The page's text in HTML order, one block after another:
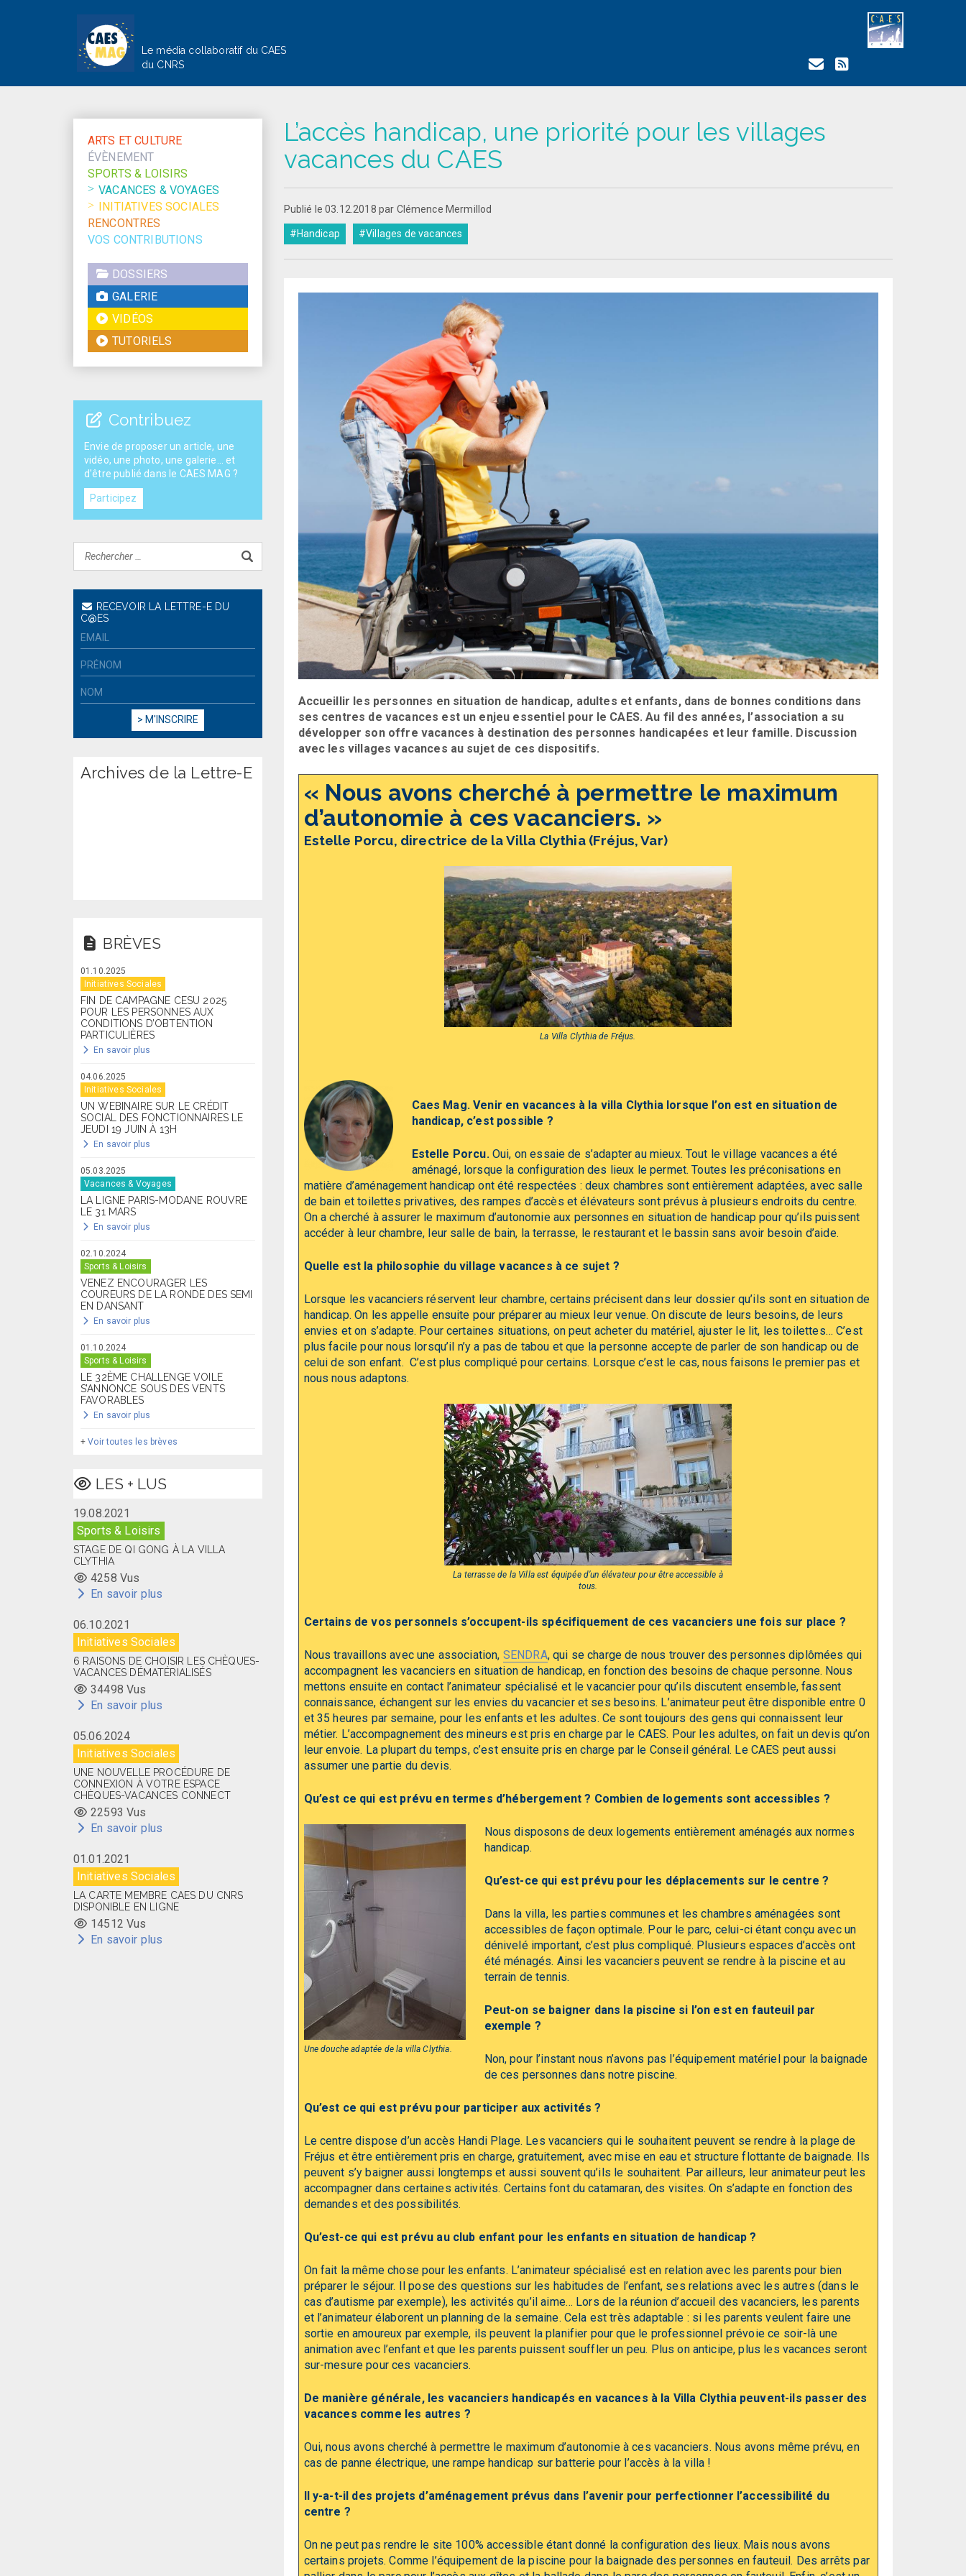
Le média collaboratif du CAES
du CNRS
L’accès handicap, une priorité pour les villages
vacances du CAES
Publié le 03.12.2018 par Clémence Mermillod
#Handicap #Villages de vacances
Accueillir les personnes en situation de handicap, adultes et enfants, dans de bonnes conditions dans
ses centres de vacances est un enjeu essentiel pour le CAES. Au fil des années, l’association a su
développer son offre vacances à destination des personnes handicapées et leur famille. Discussion
avec les villages vacances au sujet de ces dispositifs.
« Nous avons cherché à permettre le maximum
d’autonomie à ces vacanciers. »
Estelle Porcu, directrice de la Villa Clythia (Fréjus, Var)
La Villa Clythia de Fréjus.
Caes Mag. Venir en vacances à la villa Clythia lorsque l’on est en situation de
handicap, c’est possible ?
Estelle Porcu.Oui, on essaie de s’adapter au mieux. Tout le village vacances a été
aménagé, lorsque la configuration des lieux le permet. Toutes les préconisations en
matière d’aménagement handicap ont été respectées : deux chambres sont entièrement adaptées, avec salle
de bain et toilettes privatives, des rampes d’accès et élévateurs sont prévus à plusieurs endroits du centre.
On a cherché à assurer le maximum d’autonomie aux personnes en situation de handicap pour qu’ils puissent
accéder à leur chambre, leur salle de bain, la terrasse, le restaurant et le bassin sans avoir besoin d’aide.
Quelle est la philosophie du village vacances à ce sujet ?
Lorsque les vacanciers réservent leur chambre, certains précisent dans leur dossier qu’ils sont en situation de
handicap. On les appelle ensuite pour préparer au mieux leur venue. On discute de leurs besoins, de leurs
envies et on s’adapte. Pour certaines situations, on peut acheter du matériel, ajuster le lit, les toilettes… C’est
plus facile pour nous lorsqu’il n’y a pas de tabou et que la personne accepte de parler de son handicap ou de
celui de son enfant. C’est plus compliqué pour certains. Lorsque c’est le cas, nous faisons le premier pas et
nous nous adaptons.
La terrasse de la Villa est équipée d’un élévateur pour être accessible à
tous.
Certains de vos personnels s’occupent-ils spécifiquement de ces vacanciers une fois sur place ?
Nous travaillons avec une association, SENDRA, qui se charge de nous trouver des personnes diplômées qui
accompagnent les vacanciers en situation de handicap, en fonction des besoins de chaque personne. Nous
mettons ensuite en contact l’animateur spécialisé et le vacancier pour qu’ils discutent ensemble, fassent
connaissance, échangent sur les envies du vacancier et ses besoins. L’animateur peut être disponible entre 0
et 35 heures par semaine, pour les enfants et les adultes. Ce sont toujours des gens qui connaissent leur
métier. L’accompagnement des mineurs est pris en charge par le CAES. Pour les adultes, on fait un devis qu’on
leur envoie. La plupart du temps, c’est ensuite pris en charge par le Conseil général. Le CAES peut aussi
assumer une partie du devis.
Qu’est ce qui est prévu en termes d’hébergement ? Combien de logements sont accessibles ?
Une douche adaptée de la villa Clythia.
Nous disposons de deux logements entièrement aménagés aux normes
handicap.
Qu’est-ce qui est prévu pour les déplacements sur le centre ?
Dans la villa, les parties communes et les chambres aménagées sont
accessibles de façon optimale. Pour le parc, celui-ci étant conçu avec un
dénivelé important, c’est plus compliqué. Plusieurs espaces d’accès ont
été ménagés. Ainsi les vacanciers peuvent se rendre à la piscine et au
terrain de tennis.
Peut-on se baigner dans la piscine si l’on est en fauteuil par
exemple ?
Non, pour l’instant nous n’avons pas l’équipement matériel pour la baignade
de ces personnes dans notre piscine.
Qu’est ce qui est prévu pour participer aux activités ?
Le centre dispose d’un accès Handi Plage. Les vacanciers qui le souhaitent peuvent se rendre à la plage de
Fréjus et être entièrement pris en charge, gratuitement, avec mise en eau et structure flottante de baignade. Ils
peuvent s’y baigner aussi longtemps et aussi souvent qu’ils le souhaitent. Par ailleurs, leur animateur peut les
accompagner dans certaines activités. Certains font du catamaran, des visites. On s’adapte en fonction des
demandes et des possibilités.
Qu’est-ce qui est prévu au club enfant pour les enfants en situation de handicap ?
On fait la même chose pour les enfants. L’animateur spécialisé est en relation avec les parents pour bien
préparer le séjour. Il pose des questions sur les habitudes de l’enfant, ses relations avec les autres (dans le
cas d’autisme par exemple), les activités qu’il aime… Lors de la réunion d’accueil des vacanciers, les parents
et l’animateur élaborent un planning de la semaine. Cela est très adaptable : si les parents veulent faire une
sortie en amoureux par exemple, ils peuvent la planifier pour que le professionnel prévoie ce soir-là une
animation avec l’enfant et que les parents puissent souffler un peu. Plus on anticipe, plus les vacances seront
sur-mesure pour ces vacanciers.
De manière générale, les vacanciers handicapés en vacances à la Villa Clythia peuvent-ils passer des
vacances comme les autres ?
Oui, nous avons cherché à permettre le maximum d’autonomie à ces vacanciers. Nous avons même prévu, en
cas de panne électrique, une rampe handicap sur batterie pour l’accès à la villa !
Il y-a-t-il des projets d’aménagement prévus dans l’avenir pour perfectionner l’accessibilité du
centre ?
On ne peut pas rendre le site 100% accessible étant donné la configuration des lieux. Mais nous avons
certains projets. Comme l’équipement de la piscine pour la baignade des personnes en fauteuil. Des arrêts par
ARTS ET CULTURE
ÉVÈNEMENT
SPORTS & LOISIRS
VACANCES & VOYAGES
INITIATIVES SOCIALES
RENCONTRES
VOS CONTRIBUTIONS
DOSSIERS
GALERIE
VIDÉOS
TUTORIELS
Contribuez
Envie de proposer un article, une
vidéo, une photo, une galerie... et
d'être publié dans le CAES MAG ?
Participez
RECEVOIR LA LETTRE-E DU
C@ES
Archives de la Lettre-E
BRÈVES
01.10.2025
Initiatives Sociales
FIN DE CAMPAGNE CESU 2025
POUR LES PERSONNES AUX
CONDITIONS D’OBTENTION
PARTICULIÈRES
En savoir plus
04.06.2025
Initiatives Sociales
UN WEBINAIRE SUR LE CRÉDIT
SOCIAL DES FONCTIONNAIRES LE
JEUDI 19 JUIN À 13H
En savoir plus
05.03.2025
Vacances & Voyages
LA LIGNE PARIS-MODANE ROUVRE
LE 31 MARS
En savoir plus
02.10.2024
Sports & Loisirs
VENEZ ENCOURAGER LES
COUREURS DE LA RONDE DES SEMI
EN DANSANT
En savoir plus
01.10.2024
Sports & Loisirs
LE 32ÈME CHALLENGE VOILE
S’ANNONCE SOUS DES VENTS
FAVORABLES
En savoir plus
+Voir toutes les brèves
LES + LUS
19.08.2021
Sports & Loisirs
STAGE DE QI GONG À LA VILLA
CLYTHIA
4258 Vus
En savoir plus
06.10.2021
Initiatives Sociales
6 RAISONS DE CHOISIR LES CHÈQUES-
VACANCES DÉMATÉRIALISÉS
34498 Vus
En savoir plus
05.06.2024
Initiatives Sociales
UNE NOUVELLE PROCÉDURE DE
CONNEXION À VOTRE ESPACE
CHÈQUES-VACANCES CONNECT
22593 Vus
En savoir plus
01.01.2021
Initiatives Sociales
LA CARTE MEMBRE CAES DU CNRS
DISPONIBLE EN LIGNE
14512 Vus
En savoir plus